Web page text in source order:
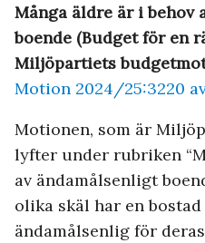
Många äldre är i behov
boende (Budget för en
Miljöpartiets
Motion 2024/25:3220
Motionen, som är
lyfter under rubriken
av ändamålsenligt
olika skäl har en
ändamålsenlig för